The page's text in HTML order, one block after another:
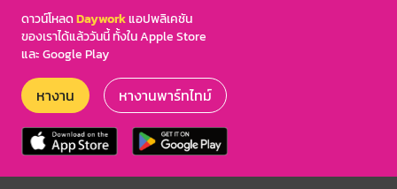
ดาวน์โหลดDayworkแอปพลิเคชัน
ของเราได้แล้ววันนี้ ทั้งใน Apple Store
และ Google Play
หางาน หางานพาร์ทไทม์